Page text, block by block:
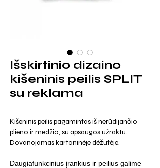
Išskirtinio dizaino
kišeninis peilis SPLIT
su reklama
Kišeninis peilis pagamintas iš nerūdijančio
plieno ir medžio, su apsaugos užraktu.
Dovanojamas kartoninėje dėžutėje.
Daugiafunkcinius įrankius ir peilius galime